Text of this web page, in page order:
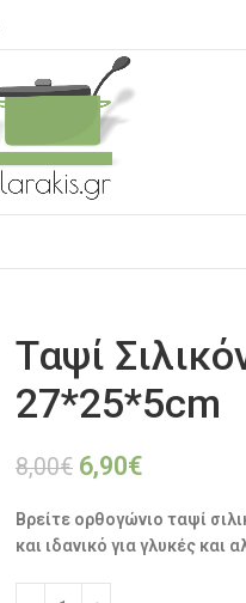
Tαψί
27*25*5cm
8,00€ 6,90€
Βρείτε ορθογώνιο ταψί
και ιδανικό για γλυκές και